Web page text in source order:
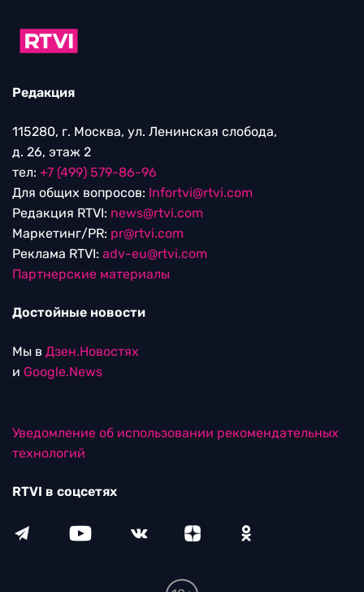
Редакция
115280, г. Москва, ул. Ленинская слобода,
д. 26, этаж 2
тел: +7 (499) 579-86-96
Для общих вопросов: Infortvi@rtvi.com
Редакция RTVI: news@rtvi.com
Маркетинг/PR: pr@rtvi.com
Реклама RTVI: adv-eu@rtvi.com
Партнерские материалы
Достойные новости
Мы в Дзен.Новостях
и Google.News
Уведомление об использовании рекомендательных
технологий
RTVI в соцсетях